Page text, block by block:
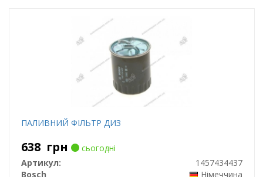
ПАЛИВНИЙ ФІЛЬТР ДИЗ
638 грн
сьогодні
Артикул:
1457434437
Bosch
Німеччина